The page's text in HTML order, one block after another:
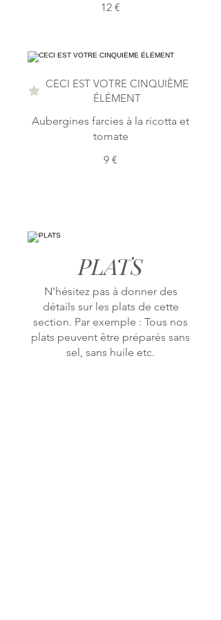
12 €
CECI EST VOTRE CINQUIÈME
ÉLÉMENT
Aubergines farcies à la ricotta et
tomate
9 €
PLATS
N'hésitez pas à donner des
détails sur les plats de cette
section. Par exemple : Tous nos
plats peuvent être préparés sans
sel, sans huile etc.